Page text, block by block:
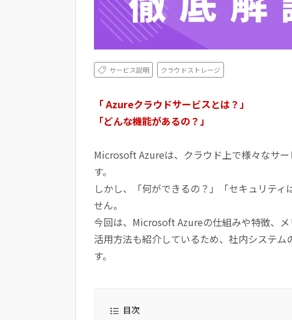
サービス説明 クラウドストレージ
「 Azureクラウドサービスとは？」
「どんな機能があるの？」
Microsoft Azureは、クラウド上で様々なサ
す。
しかし、「何ができるの？」「セキュリテ
せん。
今回は、Microsoft Azureの仕組みや特徴、メ
活用方法も紹介しているため、社内システ
す。
目次